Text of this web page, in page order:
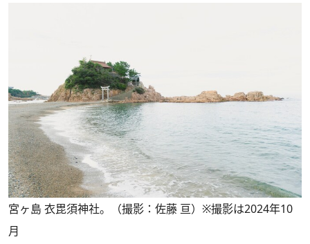
宮ヶ島 衣毘須神社。（撮影：佐藤 亘）※撮影は2024年10
月